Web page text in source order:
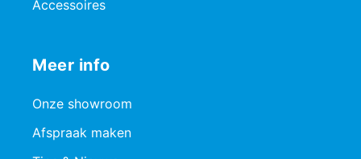
Accessoires
Meer info
Onze showroom
Afspraak maken